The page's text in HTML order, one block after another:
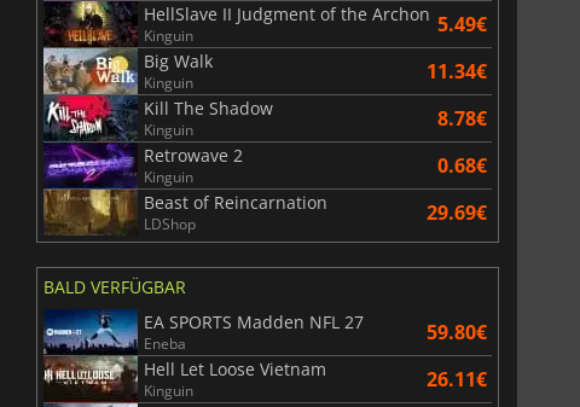
HellSlave II Judgment of the Archon
Kinguin 5.49€
Big Walk
Kinguin 11.34€
Kill The Shadow
Kinguin 8.78€
Retrowave 2
Kinguin 0.68€
Beast of Reincarnation
LDShop 29.69€
BALD VERFÜGBAR
EA SPORTS Madden NFL 27
Eneba 59.80€
Hell Let Loose Vietnam
Kinguin 26.11€